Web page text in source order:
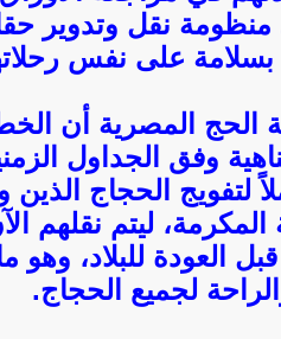
منظومة نقل وتدوير
بسلامة على نفس
الحج المصرية أن
وفق الجداول
لتفويج الحجاج الذين
ليتم نقلهم
قبل العودة للبلاد،
لجميع الحجاج.